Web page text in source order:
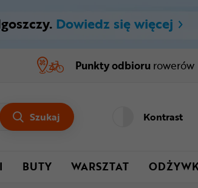
Dowiedz się więcej
Punkty odbioru rowerów
Szukaj Kontrast
BUTY WARSZTAT